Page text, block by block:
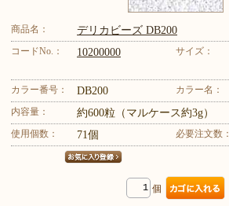
商品名： デリカビーズ DB200
コードNo.： 10200000 サイズ：
カラー番号： DB200 カラー名：
内容量： 約600粒（マルケース約3g）
使用個数： 71個 必要注文数：
個